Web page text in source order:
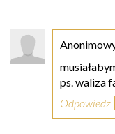
ps. waliza
Odpowiedz